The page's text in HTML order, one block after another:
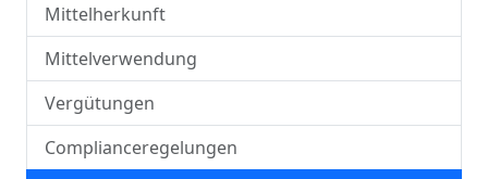
Mittelherkunft
Mittelverwendung
Vergütungen
Complianceregelungen